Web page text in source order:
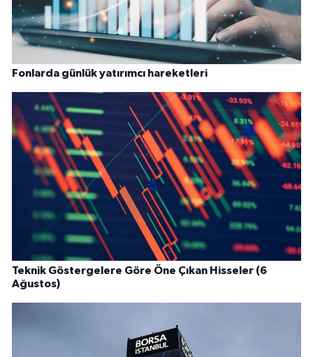
Fonlarda günlük yatırımcı hareketleri
Teknik Göstergelere Göre Öne Çıkan Hisseler (6
Ağustos)